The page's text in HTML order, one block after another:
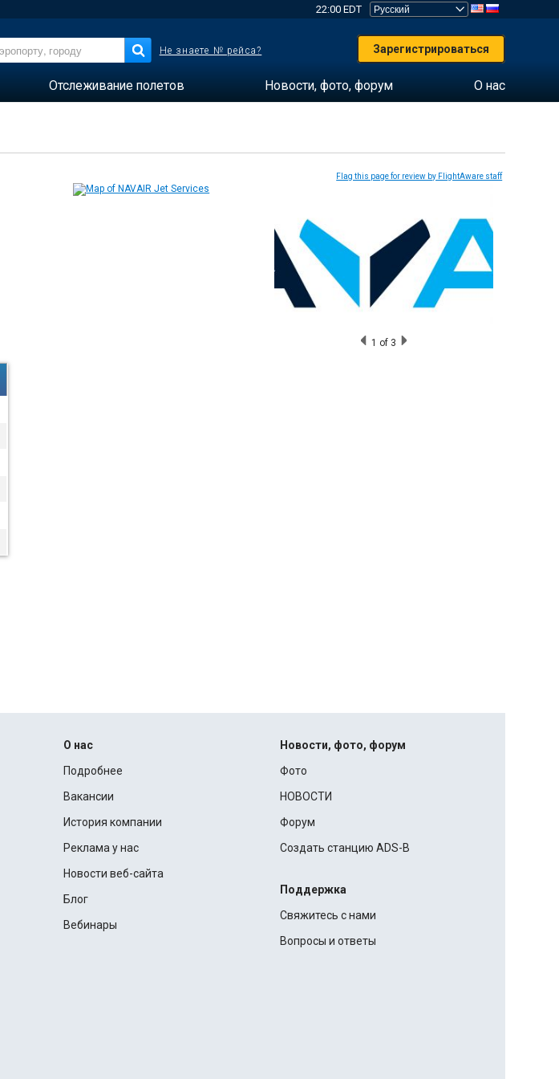
22:00 EDT
Не знаете № рейса? Зарегистрироваться
Отслеживание полетов Новости, фото, форум О нас
Flag this page for review by FlightAware staff
1 of 3
О нас
Подробнее
Вакансии
История компании
Реклама у нас
Новости веб-сайта
Блог
Вебинары
Новости, фото, форум
Фото
НОВОСТИ
Форум
Создать станцию ADS-B
Поддержка
Свяжитесь с нами
Вопросы и ответы